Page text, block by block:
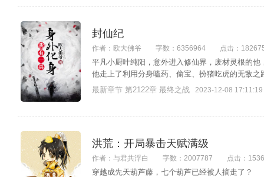
封仙纪
作者：欧大佛爷 字数：6356964 点击：
平凡小厨叶纯阳，意外进入修仙界，废材灵根的
他走上了利用分身嗑药、偷宝、扮猪吃虎的无敌
最新章节 第2122章 最终之战
2023-12-08 17:11:19
洪荒：开局暴击天赋满级
作者：与君共浮白 字数：2007787 点击：
穿越成先天葫芦藤，七个葫芦已经被人摘走了